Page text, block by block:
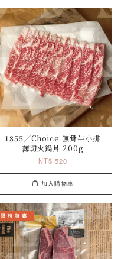
1855／Choice 無骨牛小排
薄切火鍋片 200g
NT$ 520
加入購物車
限 時 特 惠